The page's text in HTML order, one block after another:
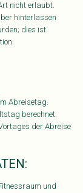
nicht erlaubt.
hinterlassen
dies ist
Abreisetag.
berechnet.
der Abreise
und